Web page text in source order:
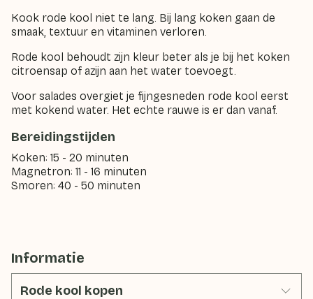
Kook rode kool niet te lang. Bij lang koken gaan de
smaak, textuur en vitaminen verloren.
Rode kool behoudt zijn kleur beter als je bij het koken
citroensap of azijn aan het water toevoegt.
Voor salades overgiet je fijngesneden rode kool eerst
met kokend water. Het echte rauwe is er dan vanaf.
Bereidingstijden
Koken: 15 - 20 minuten
Magnetron: 11 - 16 minuten
Smoren: 40 - 50 minuten
Informatie
Rode kool kopen